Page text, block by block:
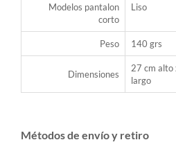
Modelos pantalon
corto
Liso
Peso 140 grs
Dimensiones
27 cm alto
largo
Métodos de envío y retiro